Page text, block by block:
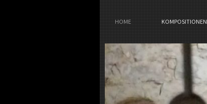
HOME KOMPOSITIONEN